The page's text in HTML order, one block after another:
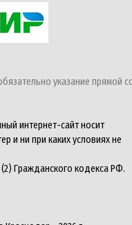
указание прямой
интернет-сайт носит
и ни при каких условиях не
Гражданского кодекса РФ.